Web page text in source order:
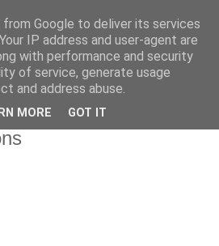
Google to deliver its services
IP address and user-agent are
with performance and security
of service, generate usage
and address abuse.
MORE GOT IT